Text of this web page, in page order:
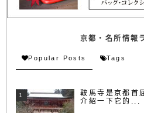
京都・名所情報
Popular Posts Tags
鞍馬寺是京都首
介紹一下它的...